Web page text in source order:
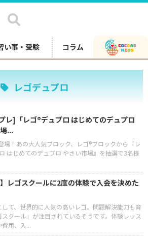
い事・受験 コラム
レゴデュプロ
レ]「レゴ®︎デュプロ はじめてのデュプロ
...
場！あの大人気ブロック、レゴ®︎ブロックから『レ
はじめてのデュプロ やさい市場』を抽選で3名様
】レゴスクールに2度の体験で入会を決めた
て、世界的に人気の高いレゴ。問題解決能力も育
スクール」が注目されているそうです。体験レッス
費用、入...